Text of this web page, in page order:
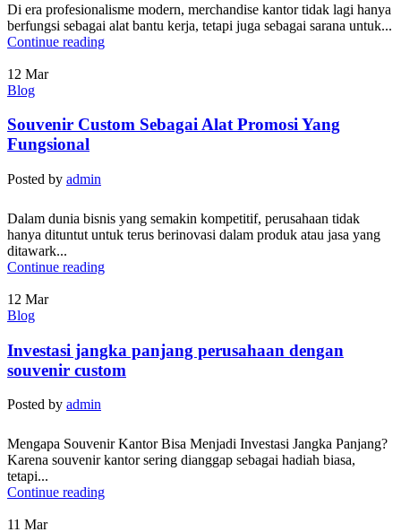
Di era profesionalisme modern, merchandise kantor tidak lagi hanya
berfungsi sebagai alat bantu kerja, tetapi juga sebagai sarana untuk...
Continue reading
12 Mar
Blog
Souvenir Custom Sebagai Alat Promosi Yang
Fungsional
Posted by admin
Dalam dunia bisnis yang semakin kompetitif, perusahaan tidak
hanya dituntut untuk terus berinovasi dalam produk atau jasa yang
ditawark...
Continue reading
12 Mar
Blog
Investasi jangka panjang perusahaan dengan
souvenir custom
Posted by admin
Mengapa Souvenir Kantor Bisa Menjadi Investasi Jangka Panjang?
Karena souvenir kantor sering dianggap sebagai hadiah biasa,
tetapi...
Continue reading
11 Mar